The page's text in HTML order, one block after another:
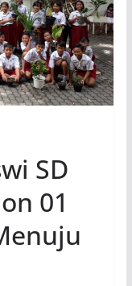
SD
01